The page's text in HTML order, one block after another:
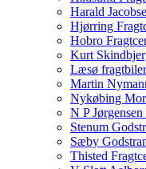
Harald
Hjørring
Hobro
Kurt
Læsø fragtbiler
Martin
Nykøbing
N P
Stenum
Sæby
Thisted